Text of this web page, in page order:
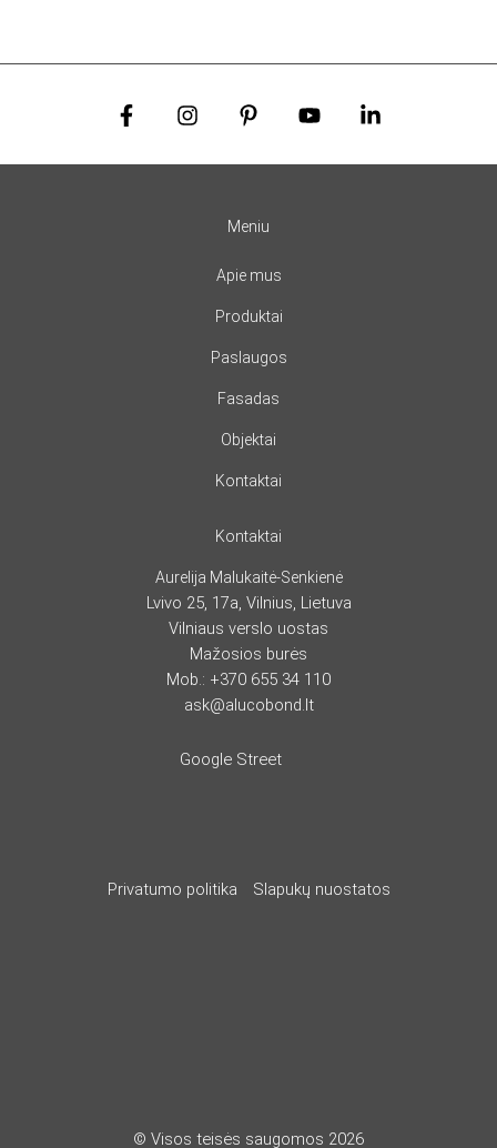
Meniu
Apie mus
Produktai
Paslaugos
Fasadas
Objektai
Kontaktai
Kontaktai
Aurelija Malukaitė-Senkienė
Lvivo 25, 17a, Vilnius, Lietuva
Vilniaus verslo uostas
Mažosios burės
Mob.: +370 655 34 110
ask@alucobond.lt
Google Street
Privatumo politika Slapukų nuostatos
© Visos teisės saugomos 2026